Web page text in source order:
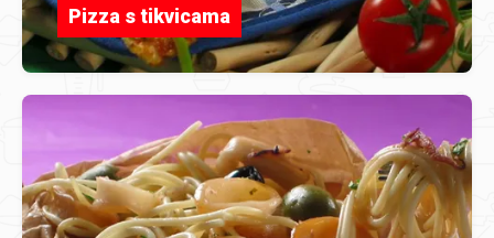
Pizza s tikvicama